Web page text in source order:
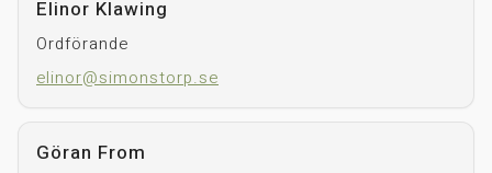
Elinor Klawing
Ordförande
elinor@simonstorp.se
Göran From